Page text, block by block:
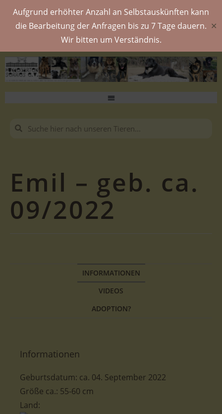
Aufgrund erhöhter Anzahl an Selbstauskünften kann
die Bearbeitung der Anfragen bis zu 7 Tage dauern.
Wir bitten um Verständnis.
✕
Emil – geb. ca.
09/2022
INFORMATIONEN
VIDEOS
ADOPTION?
Informationen
Geburtsdatum: ca. 04. September 2022
Größe ca.: 55-60 cm
Land: